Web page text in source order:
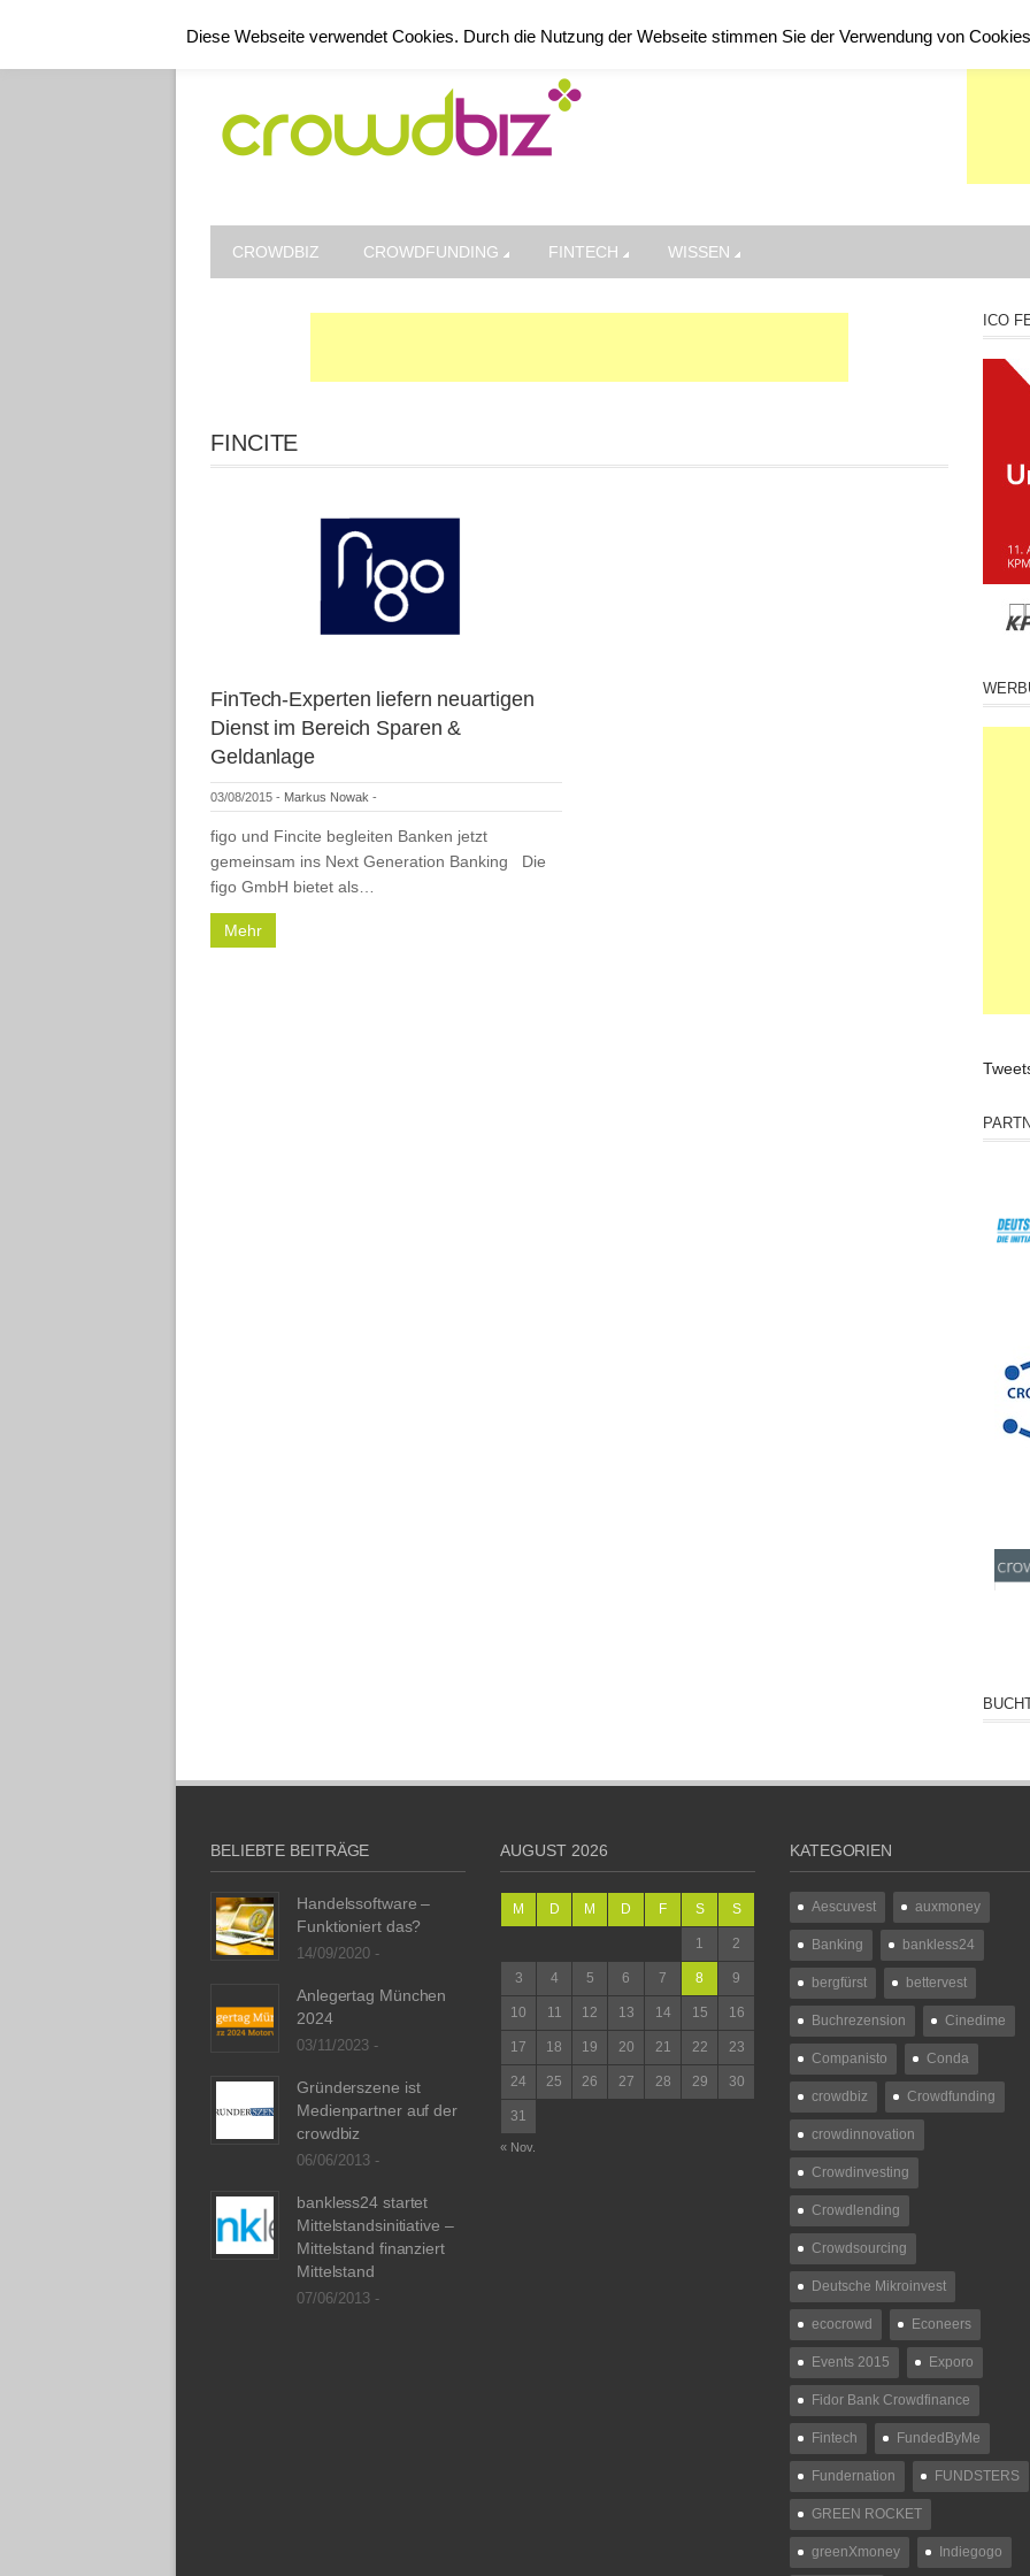
CROWDBIZ CROWDFUNDING FINTECH WISSEN
FINCITE
FinTech-Experten liefern neuartigen
Dienst im Bereich Sparen &
Geldanlage
03/08/2015 - Markus Nowak -
figo und Fincite begleiten Banken jetzt
gemeinsam ins Next Generation Banking Die
figo GmbH bietet als…
Mehr
ICO
BELIEBTE BEITRÄGE
Handelssoftware –
Funktioniert das?
14/09/2020 -
Anlegertag München
2024
03/11/2023 -
Gründerszene ist
Medienpartner auf der
crowdbiz
06/06/2013 -
bankless24 startet
Mittelstandsinitiative –
Mittelstand finanziert
Mittelstand
07/06/2013 -
AUGUST 2026
M D M D F S S
1 2
3 4 5 6 7 8 9
10 11 12 13 14 15 16
17 18 19 20 21 22 23
24 25 26 27 28 29 30
31
« Nov.
KATEGORIEN
Aescuvest auxmoney
Banking bankless24
bergfürst bettervest
Buchrezension Cinedime
Companisto Conda
crowdbiz Crowdfunding
crowdinnovation
Crowdinvesting
Crowdlending
Crowdsourcing
Deutsche Mikroinvest
ecocrowd Econeers
Events 2015 Exporo
Fidor Bank Crowdfinance
Fintech FundedByMe
Fundernation FUNDSTERS
GREEN ROCKET
greenXmoney Indiegogo
Diese Webseite verwendet Cookies. Durch die Nutzung der Webseite stimmen Sie der Verwendung von